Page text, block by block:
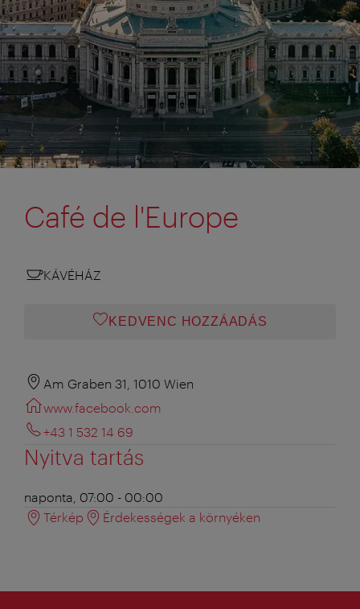
Café de l'Europe
KÁVÉHÁZ
KEDVENC HOZZÁADÁS
Am Graben 31, 1010 Wien
www.facebook.com
+43 1 532 14 69
Nyitva tartás
naponta, 07:00 - 00:00
Térkép
Érdekességek a környéken